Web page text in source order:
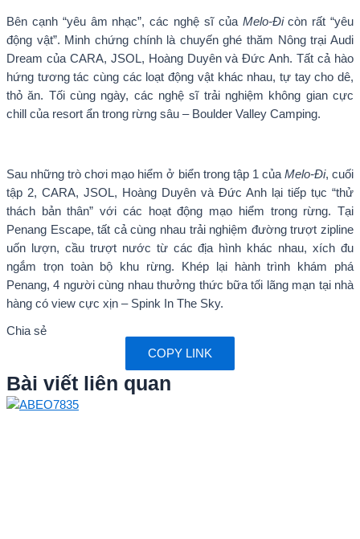
Bên cạnh “yêu âm nhạc”, các nghệ sĩ của Melo-Đicòn rất “yêu
động vật”. Minh chứng chính là chuyến ghé thăm Nông trại Audi
Dream của CARA, JSOL, Hoàng Duyên và Đức Anh. Tất cả hào
hứng tương tác cùng các loạt động vật khác nhau, tự tay cho dê,
thỏ ăn. Tối cùng ngày, các nghệ sĩ trải nghiệm không gian cực
chill của resort ẩn trong rừng sâu – Boulder Valley Camping.
Sau những trò chơi mạo hiểm ở biển trong tập 1 của Melo-Đi, cuối
tập 2, CARA, JSOL, Hoàng Duyên và Đức Anh lại tiếp tục “thử
thách bản thân” với các hoạt động mạo hiểm trong rừng. Tại
Penang Escape, tất cả cùng nhau trải nghiệm đường trượt zipline
uốn lượn, cầu trượt nước từ các địa hình khác nhau, xích đu
ngắm trọn toàn bộ khu rừng. Khép lại hành trình khám phá
Penang, 4 người cùng nhau thưởng thức bữa tối lãng mạn tại nhà
hàng có view cực xịn – Spink In The Sky.
Chia sẻ
COPY LINK
Bài viết liên quan